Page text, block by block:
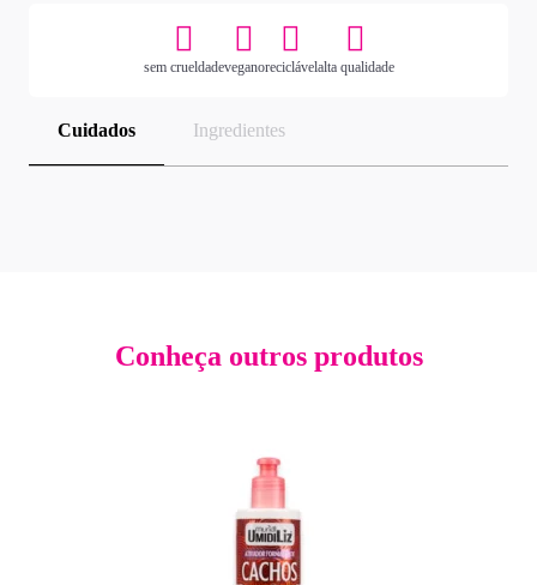
sem crueldadeveganoreciclávelalta qualidade
Cuidados Ingredientes
Conheça outros produtos